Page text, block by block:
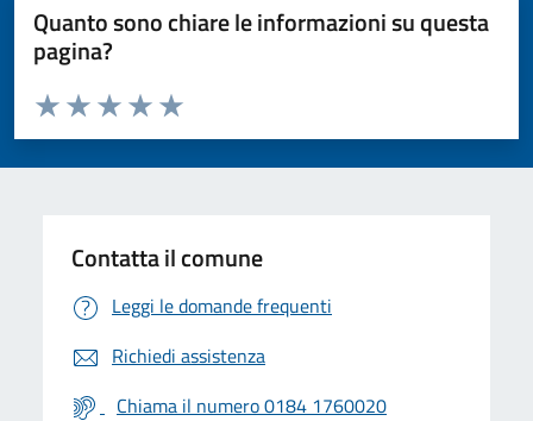
Quanto sono chiare le informazioni su questa
pagina?
Valuta da 1 a 5 stelle la pagina
Valuta 5 stelle su 5
Valuta 4 stelle su 5
Valuta 3 stelle su 5
Valuta 2 stelle su 5
Valuta 1 stelle su 5
Contatta il comune
Leggi le domande frequenti
Richiedi assistenza
Chiama il numero 0184 1760020